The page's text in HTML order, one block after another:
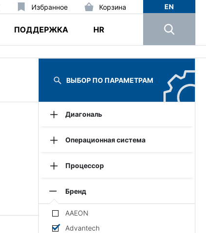
Избранное Корзина
ПОДДЕРЖКА HR
EN
ВЫБОР ПО ПАРАМЕТРАМ
Диагональ
Операционная система
Процессор
Бренд
AAEON
Advantech